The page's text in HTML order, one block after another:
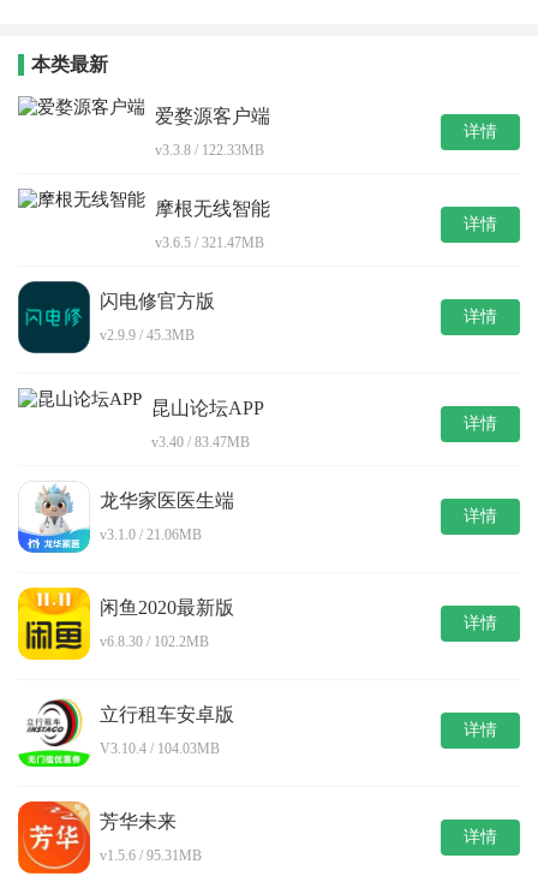
本类最新
爱婺源客户端
v3.3.8 / 122.33MB
详情
摩根无线智能
v3.6.5 / 321.47MB
详情
闪电修官方版
v2.9.9 / 45.3MB
详情
昆山论坛APP
v3.40 / 83.47MB
详情
龙华家医医生端
v3.1.0 / 21.06MB
详情
闲鱼2020最新版
v6.8.30 / 102.2MB
详情
立行租车安卓版
V3.10.4 / 104.03MB
详情
芳华未来
v1.5.6 / 95.31MB
详情